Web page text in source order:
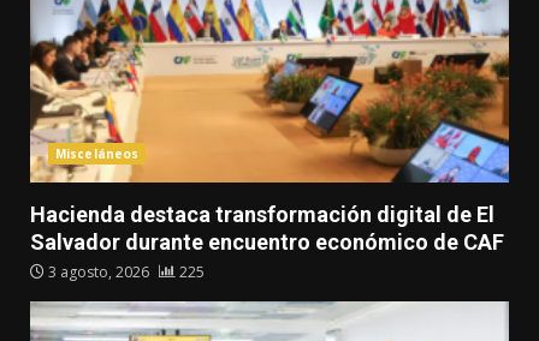
Misceláneos
Hacienda destaca transformación digital de El
Salvador durante encuentro económico de CAF
3 agosto, 2026 225